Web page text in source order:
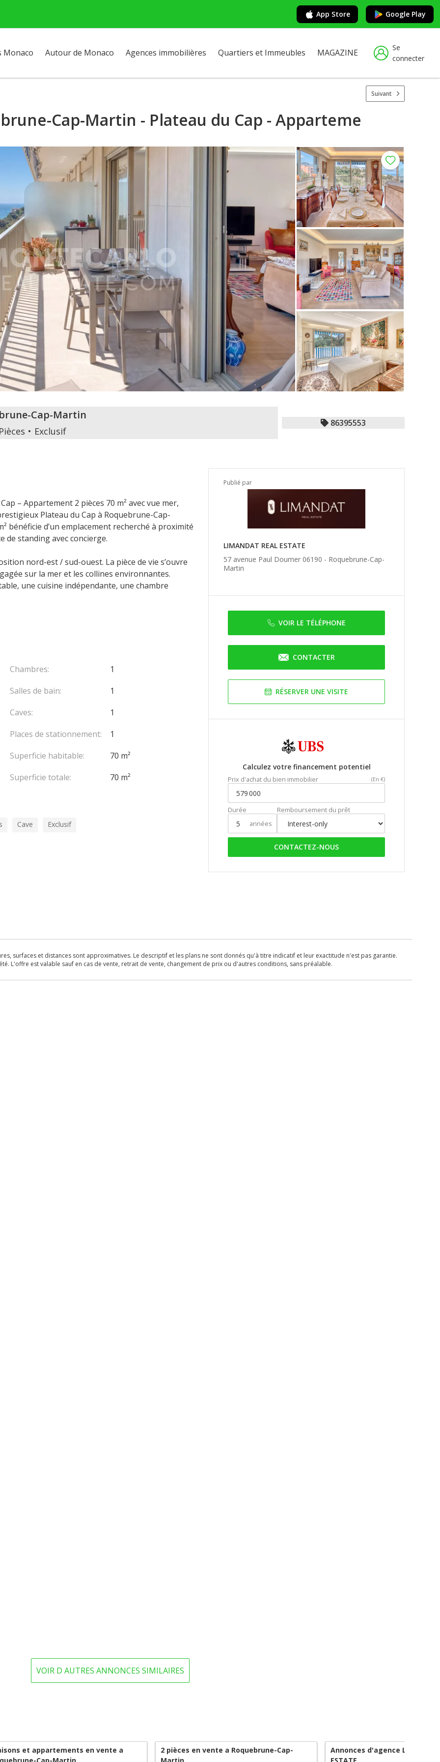
App Store Google Play
Monaco Autour de Monaco Agences immobilières Quartiers et Immeubles MAGAZINE
Se
connecter
Suivant
Cap-Martin - Plateau du Cap - Apparteme
Cap-Martin
Exclusif
86395553
Publié par
LIMANDAT REAL ESTATE
57 avenue Paul Doumer 06190 - Roquebrune-Cap-
Martin
VOIR LE TÉLÉPHONE
CONTACTER
RÉSERVER UNE VISITE
Calculez votre financement potentiel
Prix d'achat du bien immobilier (En €)
Durée
années
Remboursement du prêt
CONTACTEZ-NOUS
– Appartement 2 pièces 70 m² avec vue mer,
Plateau du Cap à Roquebrune-Cap-
bénéficie d’un emplacement recherché à proximité
de standing avec concierge.
nord-est / sud-ouest. La pièce de vie s’ouvre
sur la mer et les collines environnantes.
une cuisine indépendante, une chambre
exposé sont disponibles sur le site Géorisques :
Chambres:
1
Salles de bain:
1
Caves:
1
Places de stationnement:
1
Superficie habitable:
70 m²
Superficie totale:
70 m²
Cave Exclusif
surfaces et distances sont approximatives. Le descriptif et les plans ne sont donnés qu'à titre indicatif et leur exactitude n'est pas garantie.
L'offre est valable sauf en cas de vente, retrait de vente, changement de prix ou d'autres conditions, sans préalable.
VOIR D AUTRES ANNONCES SIMILAIRES
et appartements en vente a
2 pièces en vente a Roquebrune-Cap-
Annonces d'agence LIMANDAT